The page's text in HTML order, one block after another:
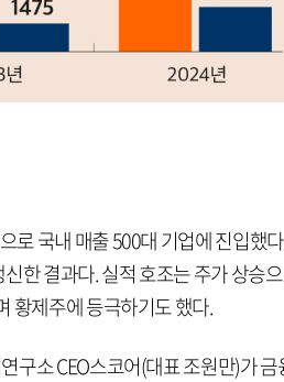
로 국내 매출 500대 기업에 진입했
한 결과다. 실적 호조는 주가 상승
황제주에 등극하기도 했다.
구소 CEO스코어(대표 조원만)가